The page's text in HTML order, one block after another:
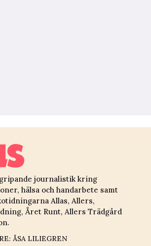
journalistik kring
hälsa och handarbete samt
Allas, Allers,
Året Runt, Allers Trädgård
ÅSA LILIEGREN